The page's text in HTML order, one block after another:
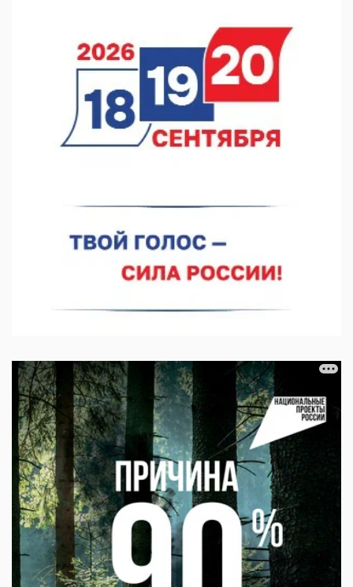
07.08.2026 12:15
В Нижнем Новгороде прошло совещание Росгвардии
07.08.2026 12:04